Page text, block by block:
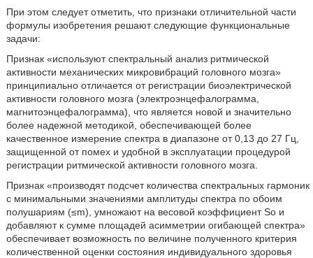
При этом следует отметить, что признаки отличительной части
формулы изобретения решают следующие функциональные
задачи:
Признак «используют спектральный анализ ритмической
активности механических микровибраций головного мозга»
принципиально отличается от регистрации биоэлектрической
активности головного мозга (электроэнцефалограмма,
магнитоэнцефалограмма), что является новой и значительно
более надежной методикой, обеспечивающей более
качественное измерение спектра в диапазоне от 0,13 до 27 Гц,
защищенной от помех и удобной в эксплуатации процедурой
регистрации ритмической активности головного мозга.
Признак «производят подсчет количества спектральных гармоник
с минимальными значениями амплитуды спектра по обоим
полушариям (≤m), умножают на весовой коэффициент So и
добавляют к сумме площадей асимметрии огибающей спектра»
обеспечивает возможность по величине полученного критерия
количественной оценки состояния индивидуального здоровья